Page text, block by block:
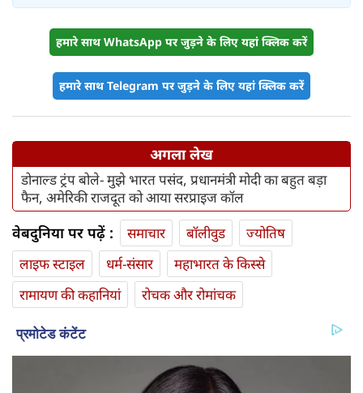
हमारे साथ WhatsApp पर जुड़ने के लिए यहां क्लिक करें
हमारे साथ Telegram पर जुड़ने के लिए यहां क्लिक करें
अगला लेख
डोनाल्ड ट्रंप बोले- मुझे भारत पसंद, प्रधानमंत्री मोदी का बहुत बड़ा
फैन, अमेरिकी राजदूत को आया सरप्राइज कॉल
वेबदुनिया पर पढ़ें : समाचार बॉलीवुड
ज्योतिष
लाइफ स्‍टाइल
धर्म-संसार
महाभारत के किस्से
रामायण की कहानियां
रोचक और रोमांचक